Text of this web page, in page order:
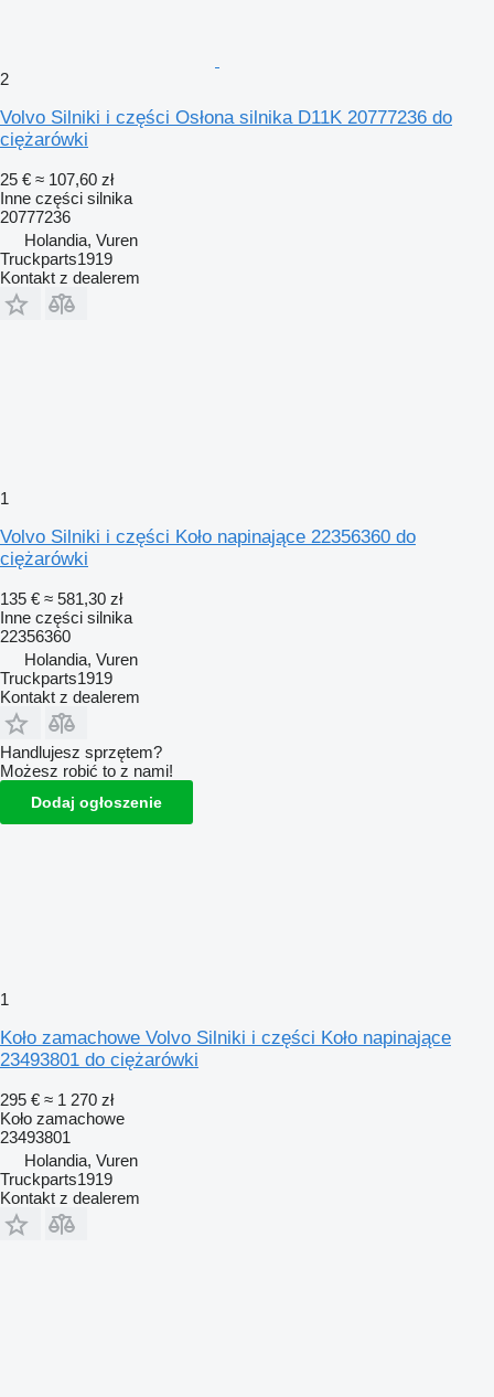
2
Volvo Silniki i części Osłona silnika D11K 20777236 do
ciężarówki
25 € ≈ 107,60 zł
Inne części silnika
20777236
Holandia, Vuren
Truckparts1919
Kontakt z dealerem
1
Volvo Silniki i części Koło napinające 22356360 do
ciężarówki
135 € ≈ 581,30 zł
Inne części silnika
22356360
Holandia, Vuren
Truckparts1919
Kontakt z dealerem
Handlujesz sprzętem?
Możesz robić to z nami!
Dodaj ogłoszenie
1
Koło zamachowe Volvo Silniki i części Koło napinające
23493801 do ciężarówki
295 € ≈ 1 270 zł
Koło zamachowe
23493801
Holandia, Vuren
Truckparts1919
Kontakt z dealerem